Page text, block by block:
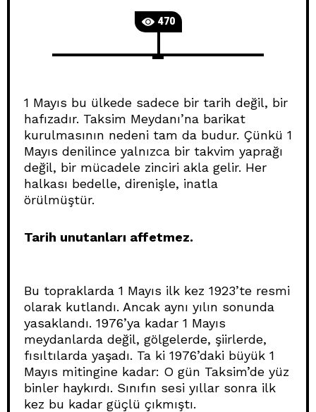
470
1 Mayıs bu ülkede sadece bir tarih değil, bir
hafızadır. Taksim Meydanı’na barikat
kurulmasının nedeni tam da budur. Çünkü 1
Mayıs denilince yalnızca bir takvim yaprağı
değil, bir mücadele zinciri akla gelir. Her
halkası bedelle, direnişle, inatla
örülmüştür.
Tarih unutanları affetmez.
Bu topraklarda 1 Mayıs ilk kez 1923’te resmi
olarak kutlandı. Ancak aynı yılın sonunda
yasaklandı. 1976’ya kadar 1 Mayıs
meydanlarda değil, gölgelerde, şiirlerde,
fısıltılarda yaşadı. Ta ki 1976’daki büyük 1
Mayıs mitingine kadar: O gün Taksim’de yüz
binler haykırdı. Sınıfın sesi yıllar sonra ilk
kez bu kadar güçlü çıkmıştı.